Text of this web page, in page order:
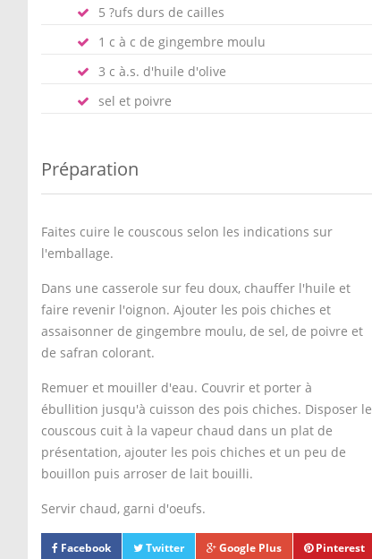
5 ?ufs durs de cailles
1 c à c de gingembre moulu
3 c à.s. d'huile d'olive
sel et poivre
Préparation
Faites cuire le couscous selon les indications sur
l'emballage.
Dans une casserole sur feu doux, chauffer l'huile et
faire revenir l'oignon. Ajouter les pois chiches et
assaisonner de gingembre moulu, de sel, de poivre et
de safran colorant.
Remuer et mouiller d'eau. Couvrir et porter à
ébullition jusqu'à cuisson des pois chiches. Disposer le
couscous cuit à la vapeur chaud dans un plat de
présentation, ajouter les pois chiches et un peu de
bouillon puis arroser de lait bouilli.
Servir chaud, garni d'oeufs.
Facebook Twitter Google Plus Pinterest